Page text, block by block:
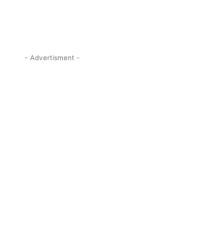
- Advertisment -